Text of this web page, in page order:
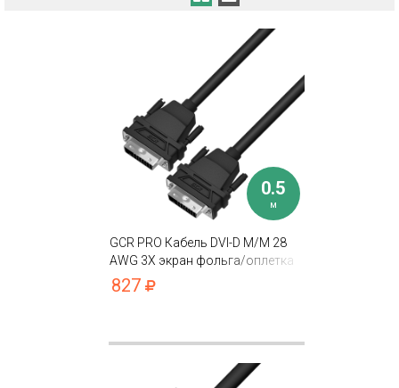
0.5
м
GCR PRO Кабель DVI-D M/M 28
AWG 3Х экран фольга/оплетка
827